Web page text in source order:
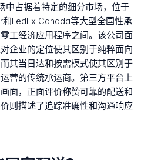
中占据着特定的细分市场，位于
FedEx Canada等大型全国性承
工经济应用程序之间。该公司面
企业的定位使其区别于纯粹面向
其当日达和按需模式使其区别于
营的传统承运商。第三方平台上
面，正面评价称赞可靠的配送和
则描述了追踪准确性和沟通响应